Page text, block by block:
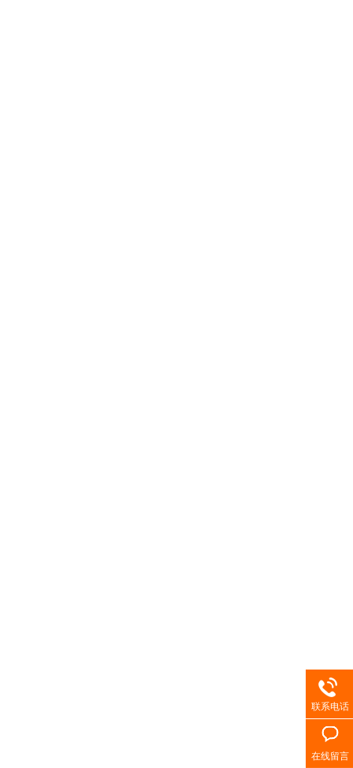
联系电话
在线留言